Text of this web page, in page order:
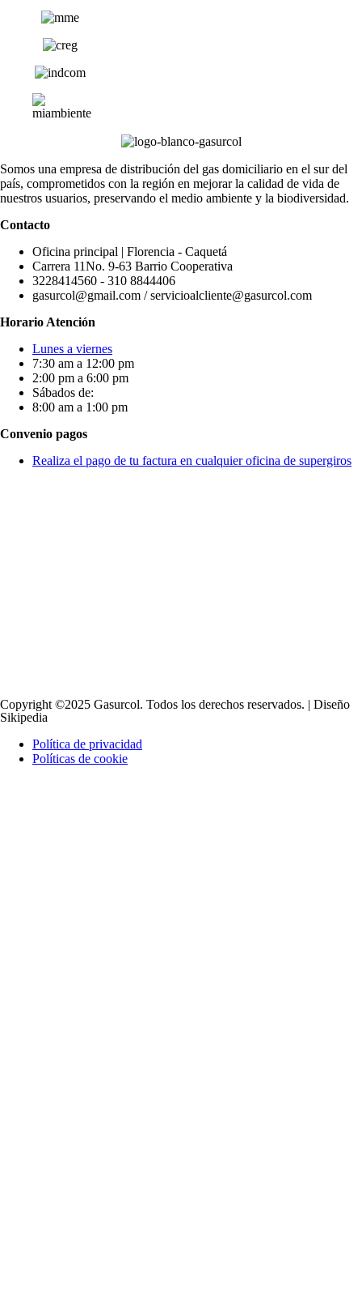
Somos una empresa de distribución del gas domiciliario en el sur del
país, comprometidos con la región en mejorar la calidad de vida de
nuestros usuarios, preservando el medio ambiente y la biodiversidad.
Contacto
Oficina principal | Florencia - Caquetá
Carrera 11No. 9-63 Barrio Cooperativa
3228414560 - 310 8844406
gasurcol@gmail.com / servicioalcliente@gasurcol.com
Horario Atención
Lunes a viernes
7:30 am a 12:00 pm
2:00 pm a 6:00 pm
Sábados de:
8:00 am a 1:00 pm
Convenio pagos
Realiza el pago de tu factura en cualquier oficina de supergiros
Copyright ©2025 Gasurcol. Todos los derechos reservados. | Diseño
Sikipedia
Política de privacidad
Políticas de cookie